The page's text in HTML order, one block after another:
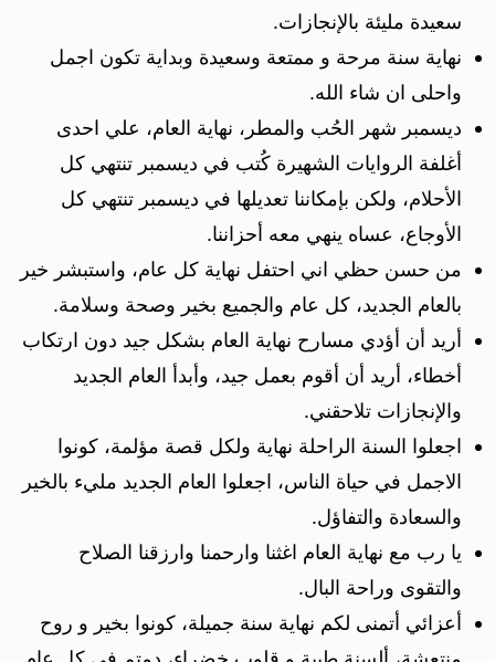
سعيدة مليئة بالإنجازات.
نهاية سنة مرحة و ممتعة وسعيدة وبداية تكون اجمل
واحلى ان شاء الله.
ديسمبر شهر الحُب والمطر، نهاية العام، علي احدى
أغلفة الروايات الشهيرة كُتب في ديسمبر تنتهي كل
الأحلام، ولكن بإمكاننا تعديلها في ديسمبر تنتهي كل
الأوجاع، عساه ينهي معه أحزاننا.
من حسن حظي اني احتفل نهاية كل عام، واستبشر خير
بالعام الجديد، كل عام والجميع بخير وصحة وسلامة.
أريد أن أؤدي مسارح نهاية العام بشكل جيد دون ارتكاب
أخطاء، أريد أن أقوم بعمل جيد، وأبدأ العام الجديد
والإنجازات تلاحقني.
اجعلوا السنة الراحلة نهاية ولكل قصة مؤلمة، كونوا
الاجمل في حياة الناس، اجعلوا العام الجديد مليء بالخير
والسعادة والتفاؤل.
يا رب مع نهاية العام اغثنا وارحمنا وارزقنا الصلاح
والتقوى وراحة البال.
أعزائي أتمنى لكم نهاية سنة جميلة، كونوا بخير و روح